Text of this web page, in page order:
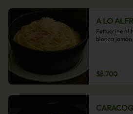
A LO
Fettuccine al
blanca jamón
$8.700